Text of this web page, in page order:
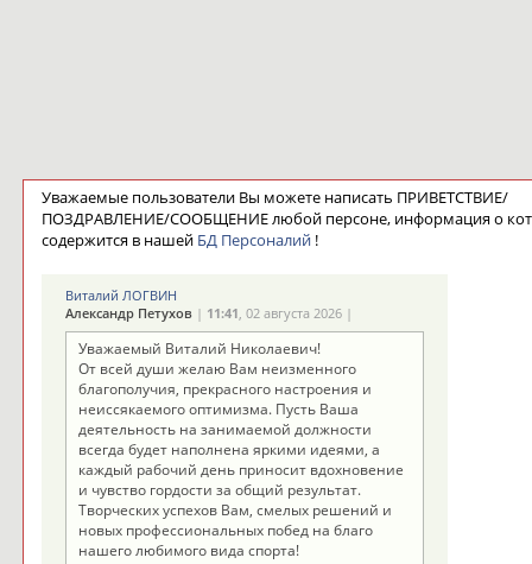
Уважаемые пользователи Вы можете написать ПРИВЕТСТВИЕ/
ПОЗДРАВЛЕНИЕ/СООБЩЕНИЕ любой персоне, информация о
содержится в нашей БД Персоналий!
Виталий ЛОГВИН
Александр Петухов| 11:41, 02 августа 2026 |
Уважаемый Виталий Николаевич!
От всей души желаю Вам неизменного
благополучия, прекрасного настроения и
неиссякаемого оптимизма. Пусть Ваша
деятельность на занимаемой должности
всегда будет наполнена яркими идеями, а
каждый рабочий день приносит вдохновение
и чувство гордости за общий результат.
Творческих успехов Вам, смелых решений и
новых профессиональных побед на благо
нашего любимого вида спорта!